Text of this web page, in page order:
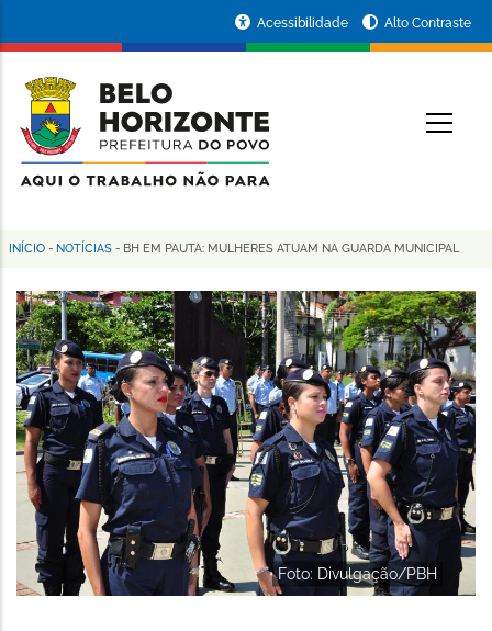
conteúdo
principal
da
Prefeitura
de
Horizonte
Acessibilidade Alto Contraste
Trilha
de
navegação
INÍCIO - NOTÍCIAS - BH EM PAUTA: MULHERES ATUAM NA GUARDA MUNICIPAL
Foto: Divulgação/PBH